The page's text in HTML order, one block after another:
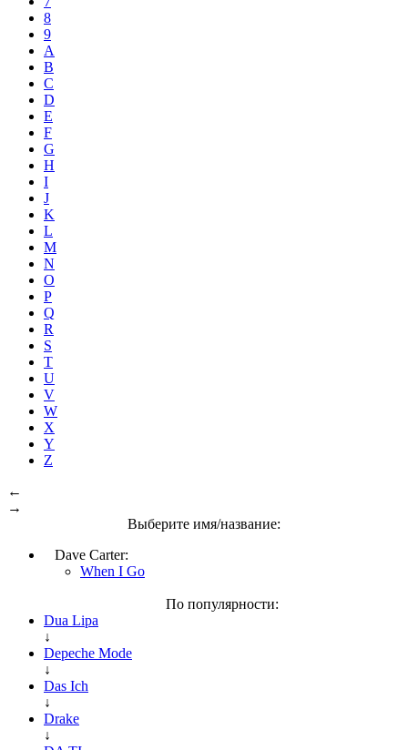
8
9
A
B
C
D
E
F
G
H
I
J
K
L
M
N
O
P
Q
R
S
T
U
V
W
X
Y
Z
←
→
Выберите имя/название:
Dave Carter:
When I Go
По популярности:
Dua Lipa
↓
Depeche Mode
↓
Das Ich
↓
Drake
↓